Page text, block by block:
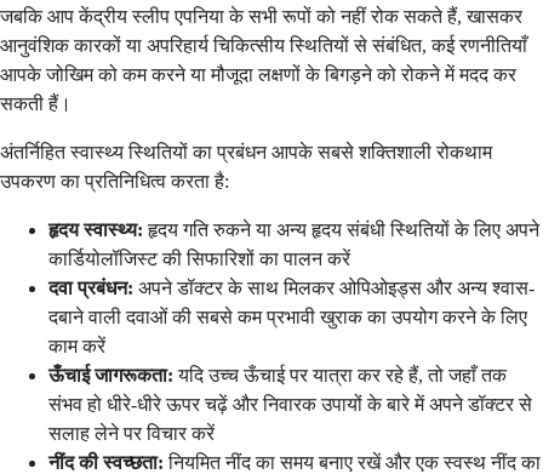
जबकि आप केंद्रीय स्लीप एपनिया के सभी रूपों को नहीं रोक सकते हैं, खासकर
आनुवंशिक कारकों या अपरिहार्य चिकित्सीय स्थितियों से संबंधित, कई रणनीतियाँ
आपके जोखिम को कम करने या मौजूदा लक्षणों के बिगड़ने को रोकने में मदद कर
सकती हैं।
अंतर्निहित स्वास्थ्य स्थितियों का प्रबंधन आपके सबसे शक्तिशाली रोकथाम
उपकरण का प्रतिनिधित्व करता है:
हृदय स्वास्थ्य: हृदय गति रुकने या अन्य हृदय संबंधी स्थितियों के लिए अपने
कार्डियोलॉजिस्ट की सिफारिशों का पालन करें
दवा प्रबंधन: अपने डॉक्टर के साथ मिलकर ओपिओइड्स और अन्य श्वास-
दबाने वाली दवाओं की सबसे कम प्रभावी खुराक का उपयोग करने के लिए
काम करें
ऊँचाई जागरूकता: यदि उच्च ऊँचाई पर यात्रा कर रहे हैं, तो जहाँ तक
संभव हो धीरे-धीरे ऊपर चढ़ें और निवारक उपायों के बारे में अपने डॉक्टर से
सलाह लेने पर विचार करें
नींद की स्वच्छता: नियमित नींद का समय बनाए रखें और एक स्वस्थ नींद का